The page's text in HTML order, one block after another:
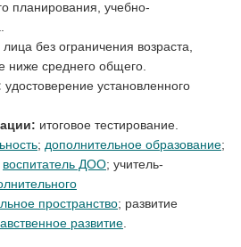
планирования, учебно-
лица без ограничения возраста,
среднего общего.
удостоверение установленного
итоговое тестирование.
; дополнительное образование;
воспитатель ДОО; учитель-
пространство; развитие
развитие.